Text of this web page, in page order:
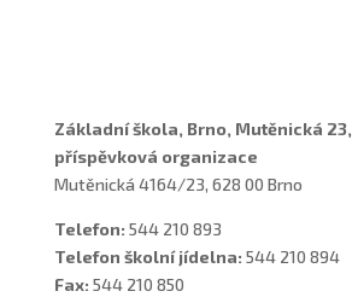
Základní škola, Brno, Mutěnická 23,
příspěvková organizace
Mutěnická 4164/23, 628 00 Brno
Telefon: 544 210 893
Telefon školní jídelna: 544 210 894
Fax: 544 210 850